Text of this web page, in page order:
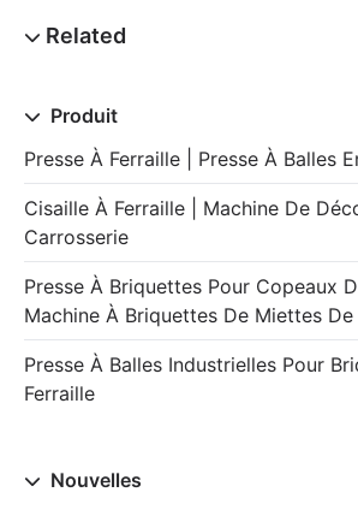
Produit
Presse À Ferraille | Presse À Balles
Cisaille À Ferraille | Machine De
Carrosserie
Presse À Briquettes Pour Copeaux
Machine À Briquettes De Miettes
Presse À Balles Industrielles Pour
Ferraille
Nouvelles